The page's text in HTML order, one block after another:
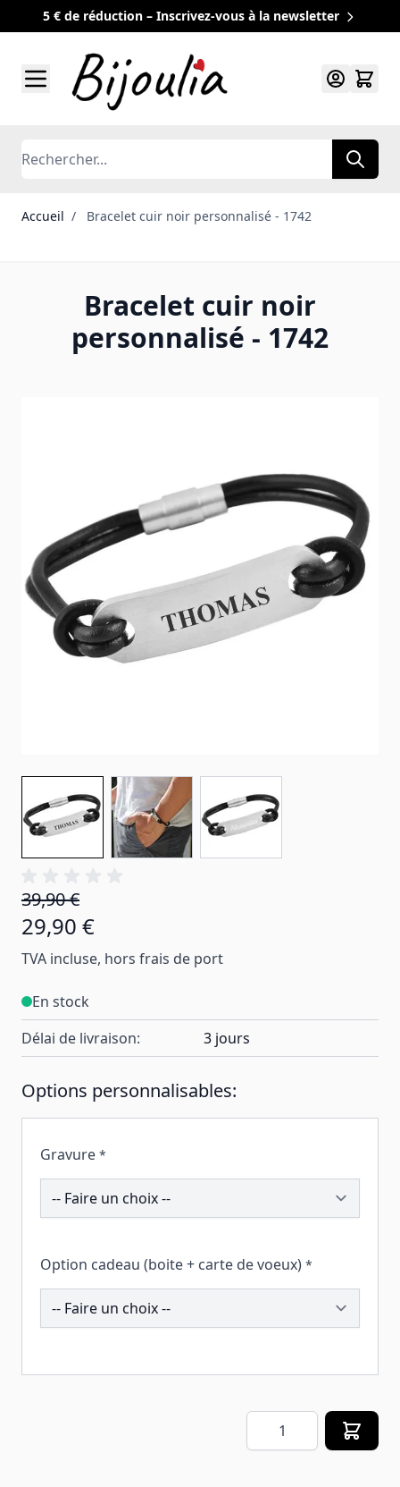
5 € de réduction – Inscrivez-vous à la newsletter
Rechercher
Accueil / Bracelet cuir noir personnalisé - 1742
Bracelet cuir noir
personnalisé - 1742
39,90 €
29,90 €
TVA incluse, hors frais de port
En stock
Délai de livraison:
3 jours
Options personnalisables:
Gravure *
203042
Option cadeau (boite + carte de voeux) *
259216
Quantité